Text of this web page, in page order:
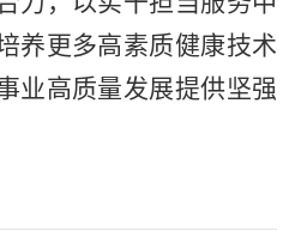
养更多高素质健康技术
业高质量发展提供坚强